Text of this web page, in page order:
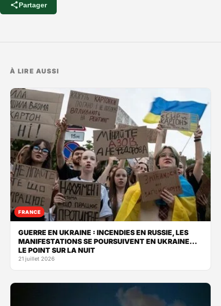
Partager
À LIRE AUSSI
FRANCE
GUERRE EN UKRAINE : INCENDIES EN RUSSIE, LES
MANIFESTATIONS SE POURSUIVENT EN UKRAINE…
LE POINT SUR LA NUIT
21 juillet 2026